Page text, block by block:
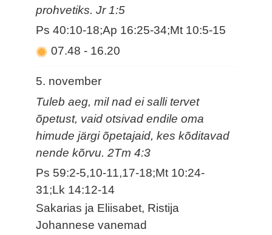
prohvetiks. Jr 1:5
Ps 40:10-18;Ap 16:25-34;Mt 10:5-15
07.48- 16.20
5. november
Tuleb aeg, mil nad ei salli tervet
õpetust, vaid otsivad endile oma
himude järgi õpetajaid, kes kõditavad
nende kõrvu. 2Tm 4:3
Ps 59:2-5,10-11,17-18;Mt 10:24-
31;Lk 14:12-14
Sakarias ja Eliisabet, Ristija
Johannese vanemad